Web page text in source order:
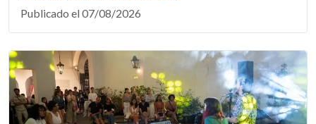
Publicado el 07/08/2026